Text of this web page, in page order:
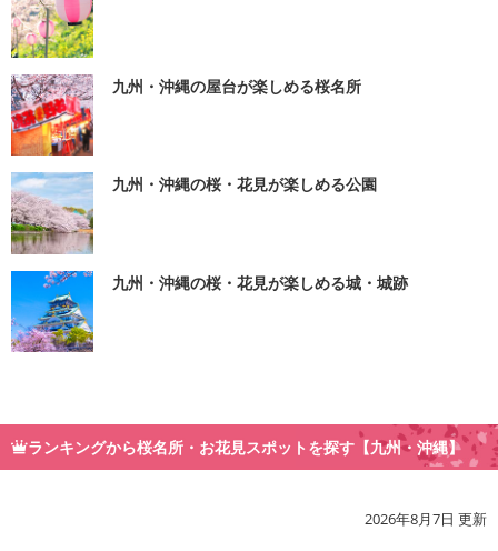
九州・沖縄の屋台が楽しめる桜名所
九州・沖縄の桜・花見が楽しめる公園
九州・沖縄の桜・花見が楽しめる城・城跡
ランキングから桜名所・お花見スポットを探す【九州・沖縄】
2026年8月7日 更新